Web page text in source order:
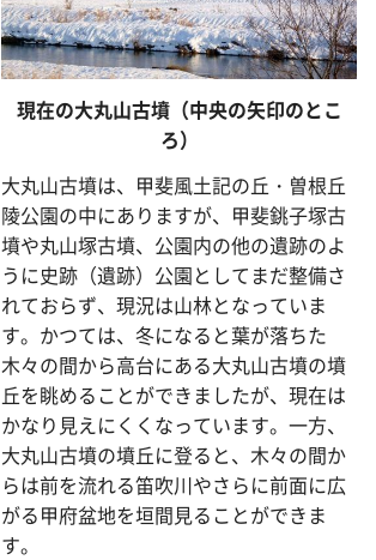
現在の大丸山古墳（中央の矢印のとこ
ろ）
大丸山古墳は、甲斐風土記の丘・曽根丘
陵公園の中にありますが、甲斐銚子塚古
墳や丸山塚古墳、公園内の他の遺跡のよ
うに史跡（遺跡）公園としてまだ整備さ
れておらず、現況は山林となっていま
す。かつては、冬になると葉が落ちた
木々の間から高台にある大丸山古墳の墳
丘を眺めることができましたが、現在は
かなり見えにくくなっています。一方、
大丸山古墳の墳丘に登ると、木々の間か
らは前を流れる笛吹川やさらに前面に広
がる甲府盆地を垣間見ることができま
す。